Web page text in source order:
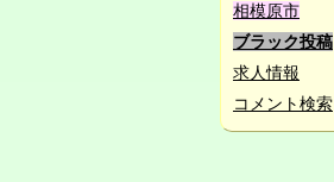
相模原市
ブラック投稿
求人情報
コメント検索